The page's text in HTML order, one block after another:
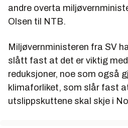
andre overta
Olsen til NTB.
Miljøvernministeren fra SV
slått fast at det er viktig
reduksjoner, noe som også
klimaforliket, som slår fast
utslippskuttene skal skje i